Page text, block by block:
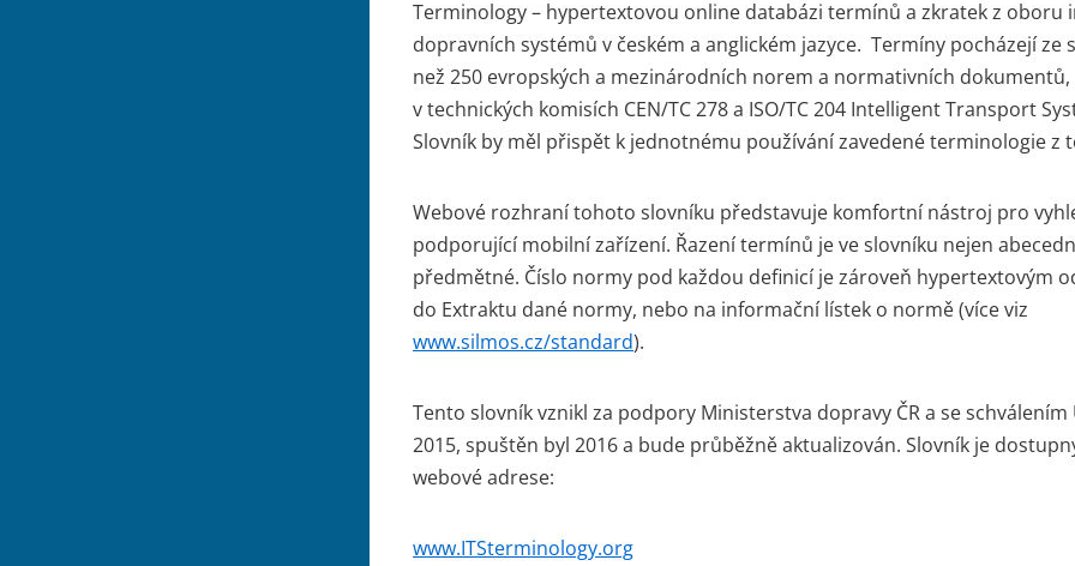
Terminology – hypertextovou online databázi termínů a zkratek z oboru
dopravních systémů v českém a anglickém jazyce. Termíny pocházejí ze
než 250 evropských a mezinárodních norem a normativních
v technických komisích CEN/TC 278 a ISO/TC 204 Intelligent Transport
Slovník by měl přispět k jednotnému používání zavedené terminologie z
Webové rozhraní tohoto slovníku představuje komfortní nástroj pro
podporující mobilní zařízení. Řazení termínů je ve slovníku nejen
předmětné. Číslo normy pod každou definicí je zároveň hypertextovým
do Extraktu dané normy, nebo na informační lístek o normě (více viz
www.silmos.cz/standard).
Tento slovník vznikl za podpory Ministerstva dopravy ČR a se schválením
2015, spuštěn byl 2016 a bude průběžně aktualizován. Slovník je
webové adrese:
www.ITSterminology.org